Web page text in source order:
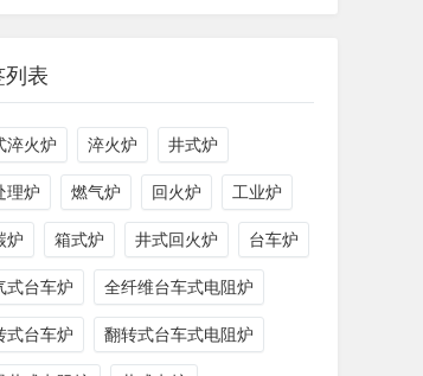
列表
淬火炉 淬火炉 井式炉
理炉 燃气炉 回火炉 工业炉
炉 箱式炉 井式回火炉 台车炉
式台车炉 全纤维台车式电阻炉
式台车炉 翻转式台车式电阻炉